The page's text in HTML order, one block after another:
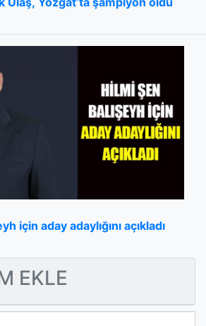
için aday adaylığını açıkladı
EKLE